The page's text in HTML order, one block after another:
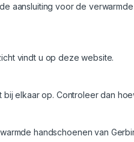
aansluiting voor de
vindt u op deze website.
elkaar op. Controleer dan
handschoenen van